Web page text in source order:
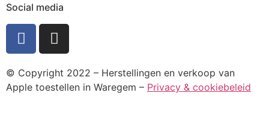
Social media
© Copyright 2022 – Herstellingen en verkoop van
Apple toestellen in Waregem – Privacy & cookiebeleid